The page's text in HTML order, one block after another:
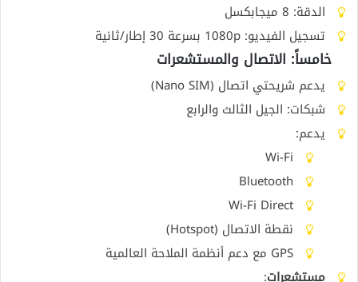
الدقة: 8 ميجابكسل
تسجيل الفيديو: 1080p بسرعة 30 إطار/ثانية
خامساً: الاتصال والمستشعرات
يدعم شريحتي اتصال (Nano SIM)
شبكات: الجيل الثالث والرابع
يدعم:
Wi-Fi
Bluetooth
Wi-Fi Direct
نقطة الاتصال (Hotspot)
GPS مع دعم أنظمة الملاحة العالمية
مستشعرات: